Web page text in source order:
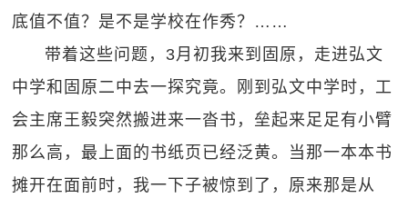
底值不值？是不是学校在作秀？……
带着这些问题，3月初我来到固原，走进弘文
中学和固原二中去一探究竟。刚到弘文中学时，工
会主席王毅突然搬进来一沓书，垒起来足足有小臂
那么高，最上面的书纸页已经泛黄。当那一本本书
摊开在面前时，我一下子被惊到了，原来那是从